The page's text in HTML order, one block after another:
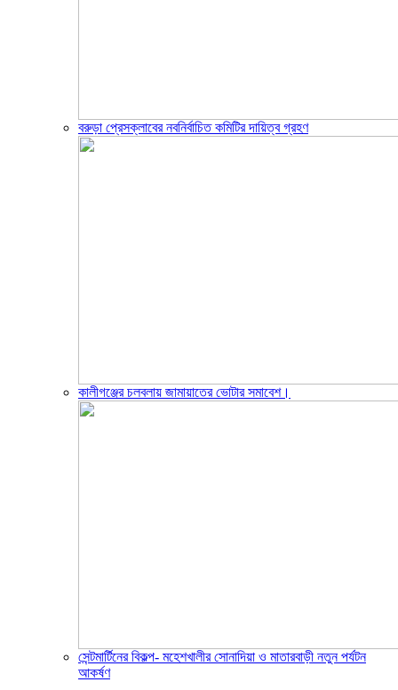
বরুড়া প্রেসক্লাবের নবনির্বাচিত কমিটির দায়িত্ব গ্রহণ
কালীগঞ্জের চলবলায় জামায়াতের ভোটার সমাবেশ।
সেন্টমার্টিনের বিকল্প- মহেশখালীর সোনাদিয়া ও মাতারবাড়ী নতুন পর্যটন
আকর্ষণ